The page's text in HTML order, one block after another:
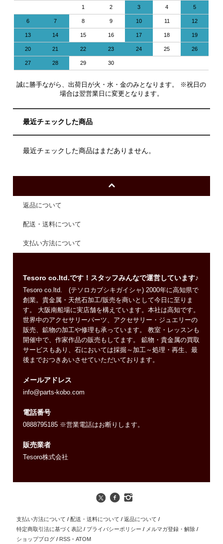
1 2 3 4 5
6 7 8 9 10 11 12
13 14 15 16 17 18 19
20 21 22 23 24 25 26
27 28 29 30
誠に勝手ながら、出荷日が火・水・金のみとなります。 ※祝日の
場合は翌営業日に変更となります。
最近チェックした商品
最近チェックした商品はまだありません。
返品について
配送・送料について
支払い方法について
Tesoro co.ltd.です！スタッフみんなで運営しています♪
Tesoro co.ltd. (テソロカブシキガイシャ) 2000年に高知県で
創業。貴金属・天然石加工/販売を商いとして今日に至りま
す。 大阪南船場に実店舗を構えています。本社は高知です。
世界中のアクセサリーパーツ、アクセサリー・ジュエリーの
販売、鉱物の加工や修理も承っています。 教室・レッスンも
開催中で、作家作品の販売もしてます。 鉱物・貴金属の買取
サービスもあり、石においては採掘～加工～処理・再生、最
後までおつきあいさせていただいております。
メールアドレス
info@parts-kobo.com
電話番号
0888795185 ※営業電話はお断りします。
販売業者
Tesoro株式会社
支払い方法について / 配送・送料について / 返品について /
特定商取引法に基づく表記 / プライバシーポリシー / メルマガ登録・解除 /
ショップブログ / RSS ・ATOM